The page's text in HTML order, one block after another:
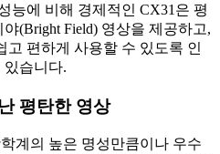
능에 비해 경제적인 CX31은 평
(Bright Field) 영상을 제공하고,
고 편하게 사용할 수 있도록 인
있습니다.
평탄한 영상
계의 높은 명성만큼이나 우수